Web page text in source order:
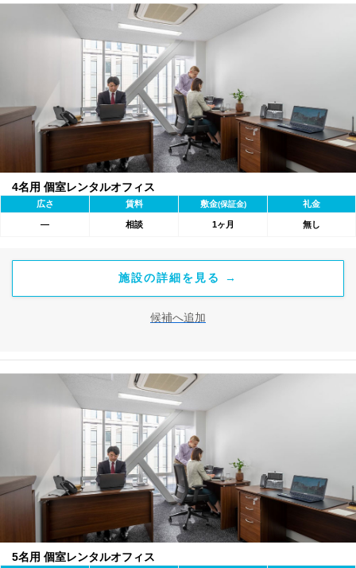
4名用 個室レンタルオフィス
広さ 賃料 敷金(保証金) 礼金
― 相談 1ヶ月 無し
施設の詳細を見る →
候補へ追加
5名用 個室レンタルオフィス